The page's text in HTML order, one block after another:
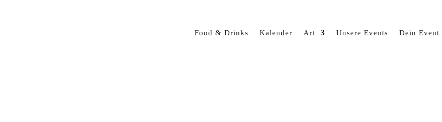
Food & Drinks Kalender Art Unsere Events Dein Event